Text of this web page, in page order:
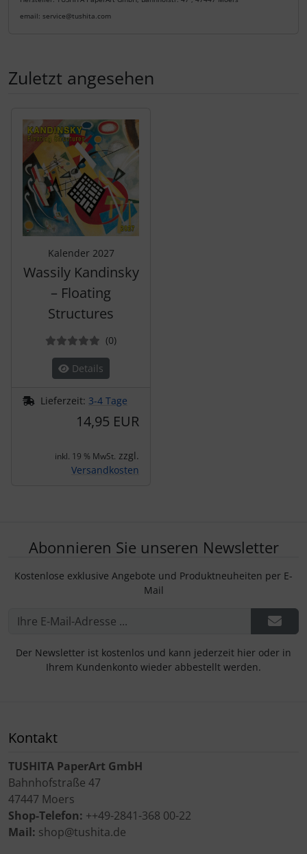
email: service@tushita.com
Zuletzt angesehen
Kalender 2027
Wassily Kandinsky
– Floating
Structures
(0Bewertungen
)
Details
Lieferzeit: 3-4 Tage
14,95 EUR
inkl. 19 % MwSt. zzgl.
Versandkosten
Abonnieren Sie unseren Newsletter
Kostenlose exklusive Angebote und Produktneuheiten per E-
Mail
Der Newsletter ist kostenlos und kann jederzeit hier oder in
Ihrem Kundenkonto wieder abbestellt werden.
Kontakt
TUSHITA PaperArt GmbH
Bahnhofstraße 47
47447 Moers
Shop-Telefon: ++49-2841-368 00-22
Mail: shop@tushita.de